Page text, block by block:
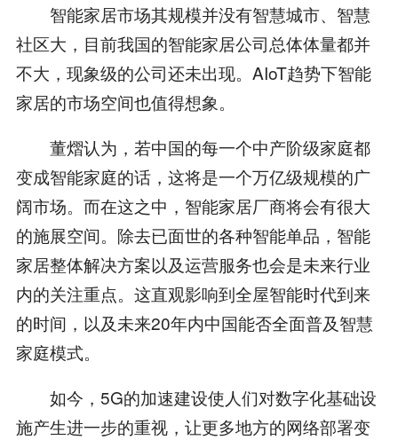
智能家居市场其规模并没有智慧城市、智慧
社区大，目前我国的智能家居公司总体体量都并
不大，现象级的公司还未出现。AIoT趋势下智能
家居的市场空间也值得想象。
董熠认为，若中国的每一个中产阶级家庭都
变成智能家庭的话，这将是一个万亿级规模的广
阔市场。而在这之中，智能家居厂商将会有很大
的施展空间。除去已面世的各种智能单品，智能
家居整体解决方案以及运营服务也会是未来行业
内的关注重点。这直观影响到全屋智能时代到来
的时间，以及未来20年内中国能否全面普及智慧
家庭模式。
如今，5G的加速建设使人们对数字化基础设
施产生进一步的重视，让更多地方的网络部署变